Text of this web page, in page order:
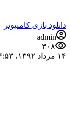
دانلود بازی کامپیوتر
admin
۳۰۸
۱۴ مرداد ۱۳۹۲،‏ ۱۴:۵۳